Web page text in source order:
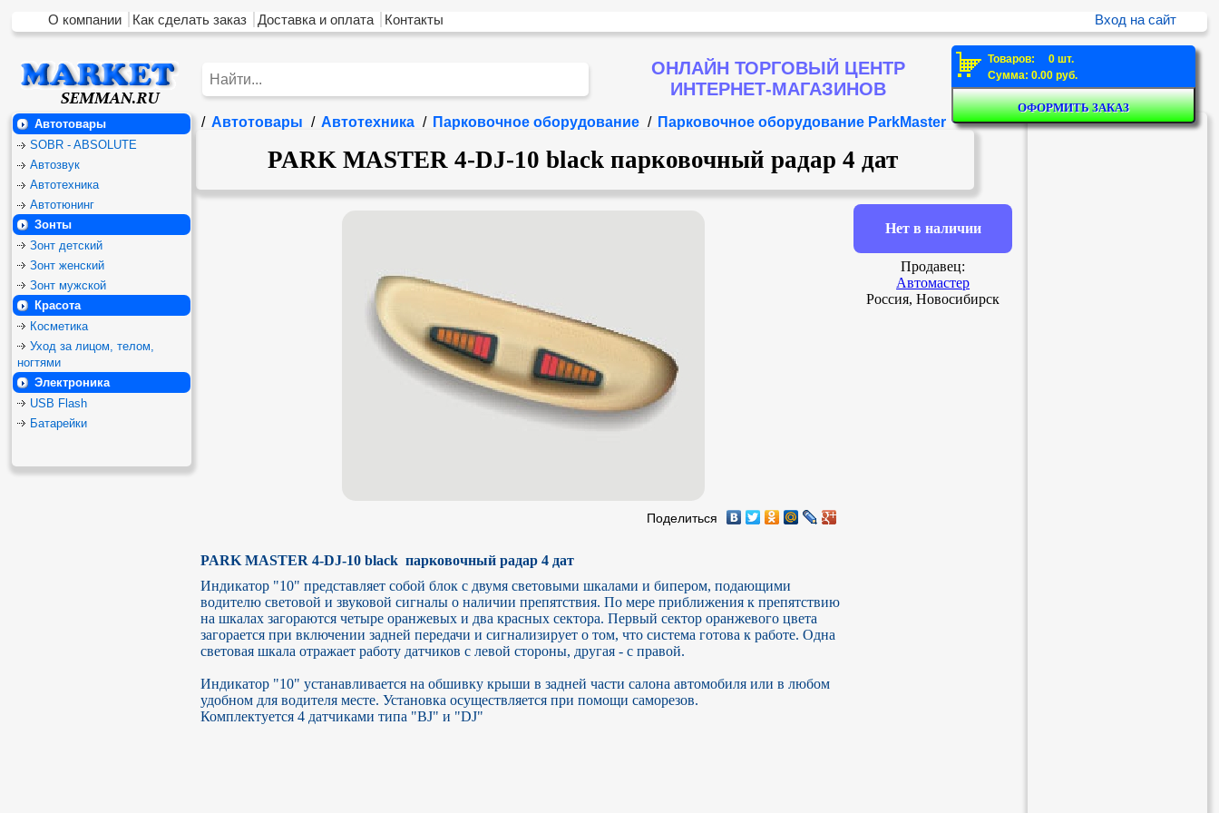
О компании Как сделать заказ Доставка и оплата Контакты Вход на сайт
ОНЛАЙН ТОРГОВЫЙ ЦЕНТР
ИНТЕРНЕТ-МАГАЗИНОВ
Товаров: 0 шт.
Сумма: 0.00 руб.
Автотовары
SOBR - ABSOLUTE
Автозвук
Автотехника
Автотюнинг
Зонты
Зонт детский
Зонт женский
Зонт мужской
Красота
Косметика
Уход за лицом, телом,
ногтями
Электроника
USB Flash
Батарейки
/ Автотовары / Автотехника / Парковочное оборудование / Парковочное оборудование ParkMaster
PARK MASTER 4-DJ-10 black парковочный радар 4 дат
Поделиться
PARK MASTER 4-DJ-10 black  парковочный радар 4 дат
Индикатор "10" представляет собой блок с двумя световыми шкалами и бипером, подающими
водителю световой и звуковой сигналы о наличии препятствия. По мере приближения к препятствию
на шкалах загораются четыре оранжевых и два красных сектора. Первый сектор оранжевого цвета
загорается при включении задней передачи и сигнализирует о том, что система готова к работе. Одна
световая шкала отражает работу датчиков с левой стороны, другая - с правой.
Индикатор "10" устанавливается на обшивку крыши в задней части салона автомобиля или в любом
удобном для водителя месте. Установка осуществляется при помощи саморезов.
Комплектуется 4 датчиками типа "BJ" и "DJ"
Нет в наличии
Продавец:
Автомастер
Россия, Новосибирск